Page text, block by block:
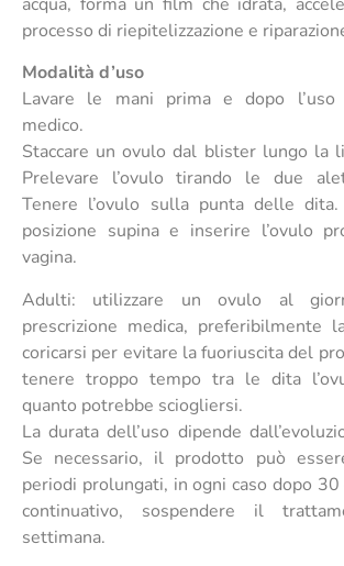
processo di riepitelizzazione e
Modalità d’uso
Lavare le mani prima e dopo l’uso
medico.
Staccare un ovulo dal blister lungo la
Prelevare l’ovulo tirando le due
Tenere l’ovulo sulla punta delle
posizione supina e inserire l’ovulo
vagina.
Adulti: utilizzare un ovulo al
prescrizione medica, preferibilmente
coricarsi per evitare la fuoriuscita del
tenere troppo tempo tra le dita
quanto potrebbe sciogliersi.
La durata dell’uso dipende
Se necessario, il prodotto può
periodi prolungati, in ogni caso dopo
continuativo, sospendere il
settimana.